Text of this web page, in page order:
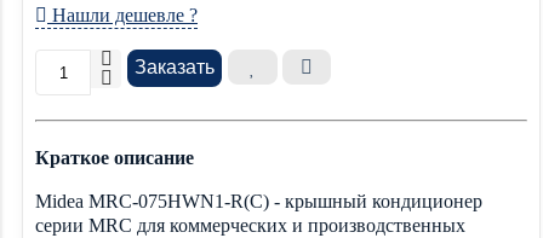
Нашли дешевле ?
Заказать
Краткое описание
Midea MRC-075HWN1-R(C) - крышный кондиционер
серии MRC для коммерческих и производственных